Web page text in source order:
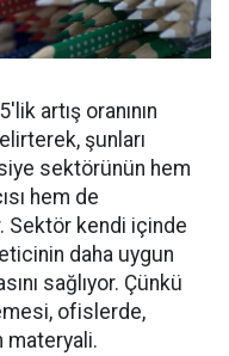
artış oranının
şunları
sektörünün hem
hem de
Sektör kendi içinde
daha uygun
sağlıyor. Çünkü
ofislerde,
materyali.